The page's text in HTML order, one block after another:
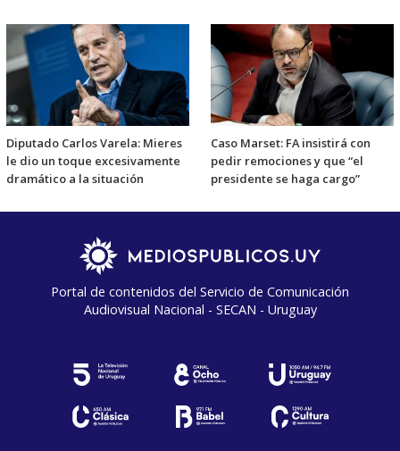
Diputado Carlos Varela: Mieres
le dio un toque excesivamente
dramático a la situación
Caso Marset: FA insistirá con
pedir remociones y que “el
presidente se haga cargo”
Portal de contenidos del Servicio de Comunicación
Audiovisual Nacional - SECAN - Uruguay